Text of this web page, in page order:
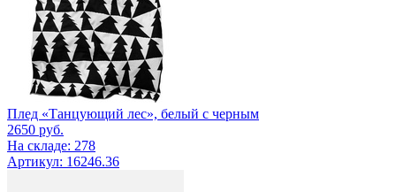
Плед «Танцующий лес», белый с черным
2650 руб.
На складе: 278
Артикул: 16246.36